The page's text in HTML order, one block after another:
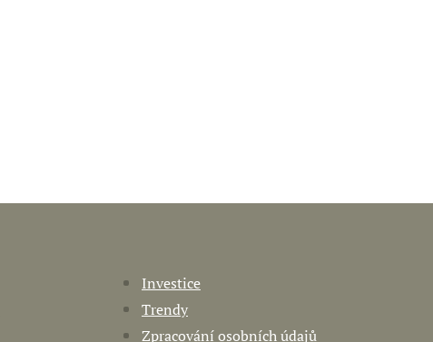
Investice
Trendy
Zpracování osobních údajů